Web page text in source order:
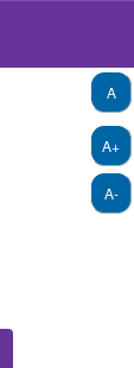
A+
A-
A